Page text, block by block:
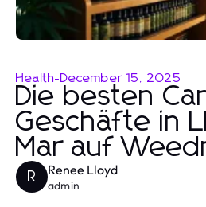
Health-December 15, 2025
Die besten
Geschäfte in
Mar auf
R Renee Lloyd
admin